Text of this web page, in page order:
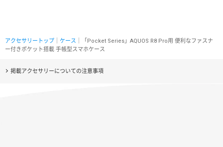
アクセサリートップ ケース ｜「Pocket Series」AQUOS R8 Pro用 便利なファスナ
ー付きポケット搭載 手帳型スマホケース
掲載アクセサリーについての注意事項